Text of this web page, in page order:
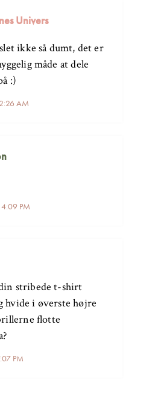
Univers
AM
ikke så dumt, det er
måde at dele
:)
PM
PM
stribede t-shirt
hvide i øverste højre
flotte